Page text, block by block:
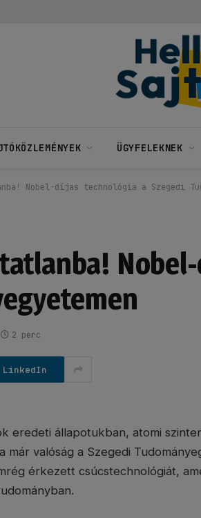
ÜGYFELEKNEK
Nobel-díjas technológia a Szegedi
2 perc
LinkedIn
eredeti állapotukban, atomi
már valóság a Szegedi
érkezett csúcstechnológiát,